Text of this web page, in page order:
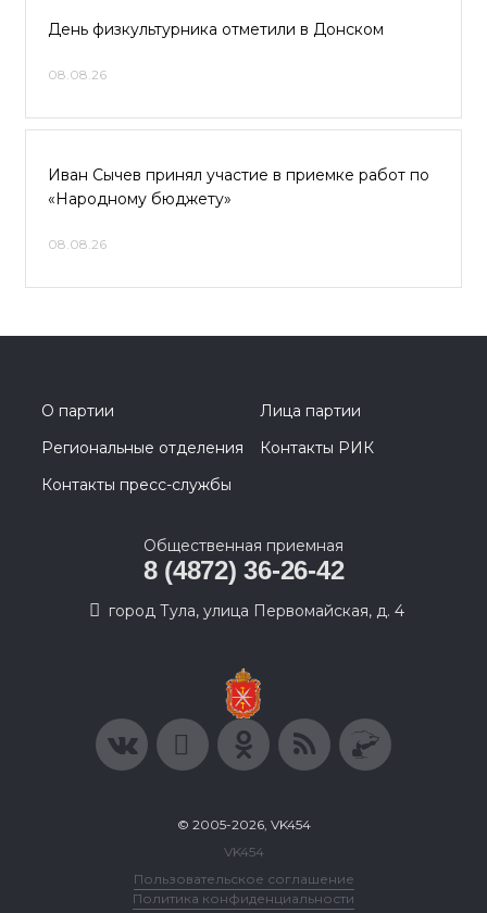
День физкультурника отметили в Донском
08.08.26
Иван Сычев принял участие в приемке работ по
«Народному бюджету»
08.08.26
О партии
Лица партии
Региональные отделения
Контакты РИК
Контакты пресс-службы
Общественная приемная
8 (4872) 36-26-42
город Тула, улица Первомайская, д. 4
© 2005-2026, VK454
VK454
Пользовательское соглашение
Политика конфиденциальности